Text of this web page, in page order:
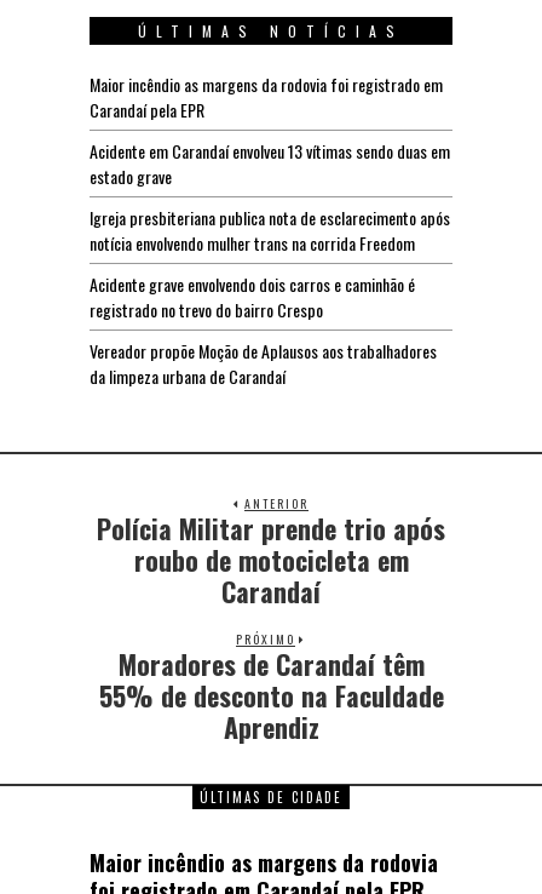
ÚLTIMAS NOTÍCIAS
Maior incêndio as margens da rodovia foi registrado em
Carandaí pela EPR
Acidente em Carandaí envolveu 13 vítimas sendo duas em
estado grave
Igreja presbiteriana publica nota de esclarecimento após
notícia envolvendo mulher trans na corrida Freedom
Acidente grave envolvendo dois carros e caminhão é
registrado no trevo do bairro Crespo
Vereador propõe Moção de Aplausos aos trabalhadores
da limpeza urbana de Carandaí
ANTERIOR
Polícia Militar prende trio após
roubo de motocicleta em
Carandaí
PRÓXIMO
Moradores de Carandaí têm
55% de desconto na Faculdade
Aprendiz
ÚLTIMAS DE CIDADE
Maior incêndio as margens da rodovia